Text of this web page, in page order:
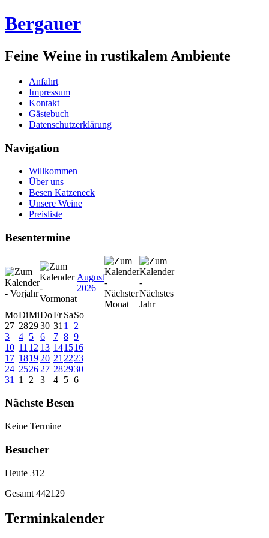
Bergauer
Feine Weine in rustikalem Ambiente
Anfahrt
Impressum
Kontakt
Gästebuch
Datenschutzerklärung
Navigation
Willkommen
Über uns
Besen Katzeneck
Unsere Weine
Preisliste
Besentermine
August
2026
MoDiMiDoFr SaSo
27 282930 31 1
2
3
4 5 6 7 8 9
10 11 12 13 141516
17 1819 20 21 2223
24 2526 27 282930
31
1 2 3 4 5 6
Nächste Besen
Keine Termine
Besucher
Heute 312
Gesamt 442129
Terminkalender